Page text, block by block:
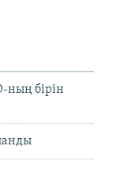
ның бірін